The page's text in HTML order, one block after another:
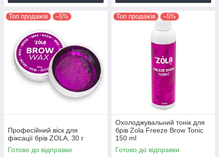
Топ продажів –5%
Професійний віск для
фіксації брів ZOLA, 30 г
Готово до відправки
Топ продажів –5%
Охолоджувальний тонік для
брів Zola Freeze Brow Tonic
150 ml
Готово до відправки